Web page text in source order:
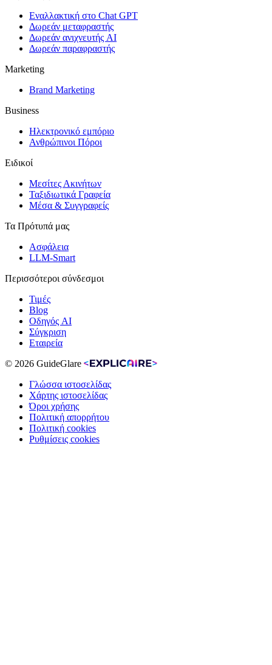
Εναλλακτική στο Chat GPT
Δωρεάν μεταφραστής
Δωρεάν ανιχνευτής AI
Δωρεάν παραφραστής
Marketing
Brand Marketing
Business
Ηλεκτρονικό εμπόριο
Ανθρώπινοι Πόροι
Ειδικοί
Μεσίτες Ακινήτων
Ταξιδιωτικά Γραφεία
Μέσα & Συγγραφείς
Τα Πρότυπά μας
Ασφάλεια
LLM-Smart
Περισσότεροι σύνδεσμοι
Τιμές
Blog
Οδηγός AI
Σύγκριση
Εταιρεία
© 2026 GuideGlare
Γλώσσα ιστοσελίδας
Χάρτης ιστοσελίδας
Όροι χρήσης
Πολιτική απορρήτου
Πολιτική cookies
Ρυθμίσεις cookies